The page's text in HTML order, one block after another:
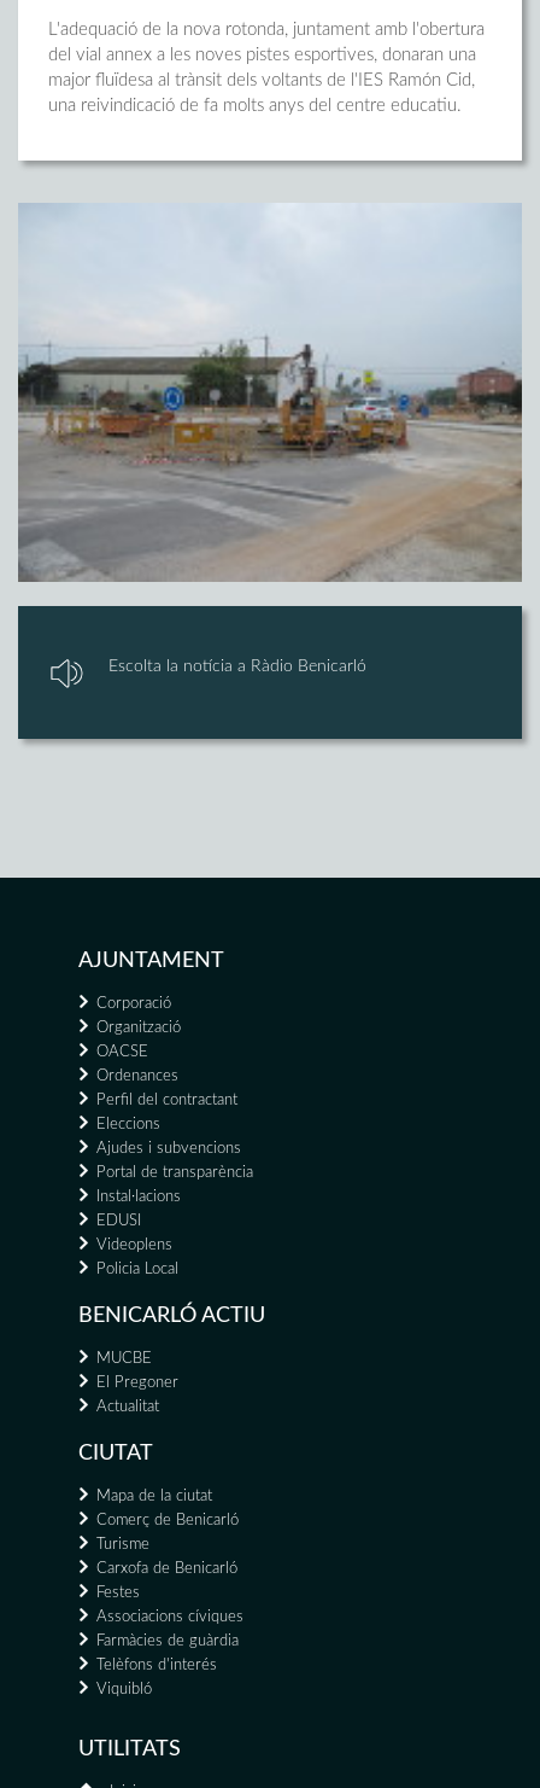
L'adequació de la nova rotonda, juntament amb l'obertura
del vial annex a les noves pistes esportives, donaran una
major fluïdesa al trànsit dels voltants de l'IES Ramón Cid,
una reivindicació de fa molts anys del centre educatiu.
Escolta la notícia a Ràdio Benicarló
AJUNTAMENT
Corporació
Organització
OACSE
Ordenances
Perfil del contractant
Eleccions
Ajudes i subvencions
Portal de transparència
Instal·lacions
EDUSI
Videoplens
Policia Local
BENICARLÓ ACTIU
MUCBE
El Pregoner
Actualitat
CIUTAT
Mapa de la ciutat
Comerç de Benicarló
Turisme
Carxofa de Benicarló
Festes
Associacions cíviques
Farmàcies de guàrdia
Telèfons d'interés
Viquibló
UTILITATS